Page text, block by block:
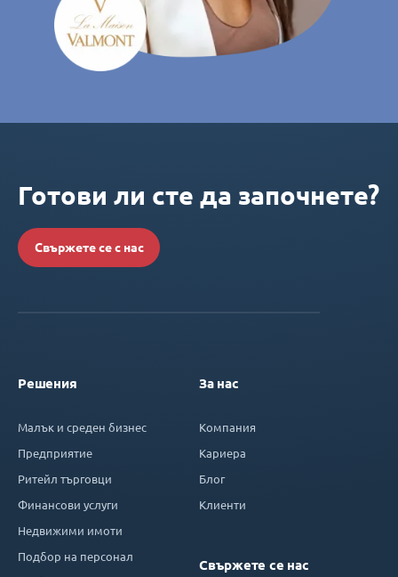
Готови ли сте да започнете?
Свържете се с нас
Решения
Малък и среден бизнес
Предприятие
Ритейл търговци
Финансови услуги
Недвижими имоти
Подбор на персонал
За нас
Компания
Кариера
Блог
Клиенти
Свържете се нас